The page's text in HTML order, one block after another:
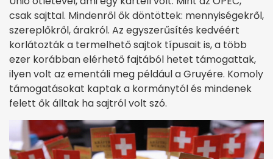
csak sajttal. Mindenről ők döntöttek: mennyiségekről,
szereplőkről, árakról. Az egyszerűsítés kedvéért
korlátozták a termelhető sajtok típusait is, a több
ezer korábban elérhető fajtából hetet támogattak,
ilyen volt az ementáli meg például a Gruyére. Komoly
támogatásokat kaptak a kormánytól és mindenek
felett ők álltak ha sajtról volt szó.